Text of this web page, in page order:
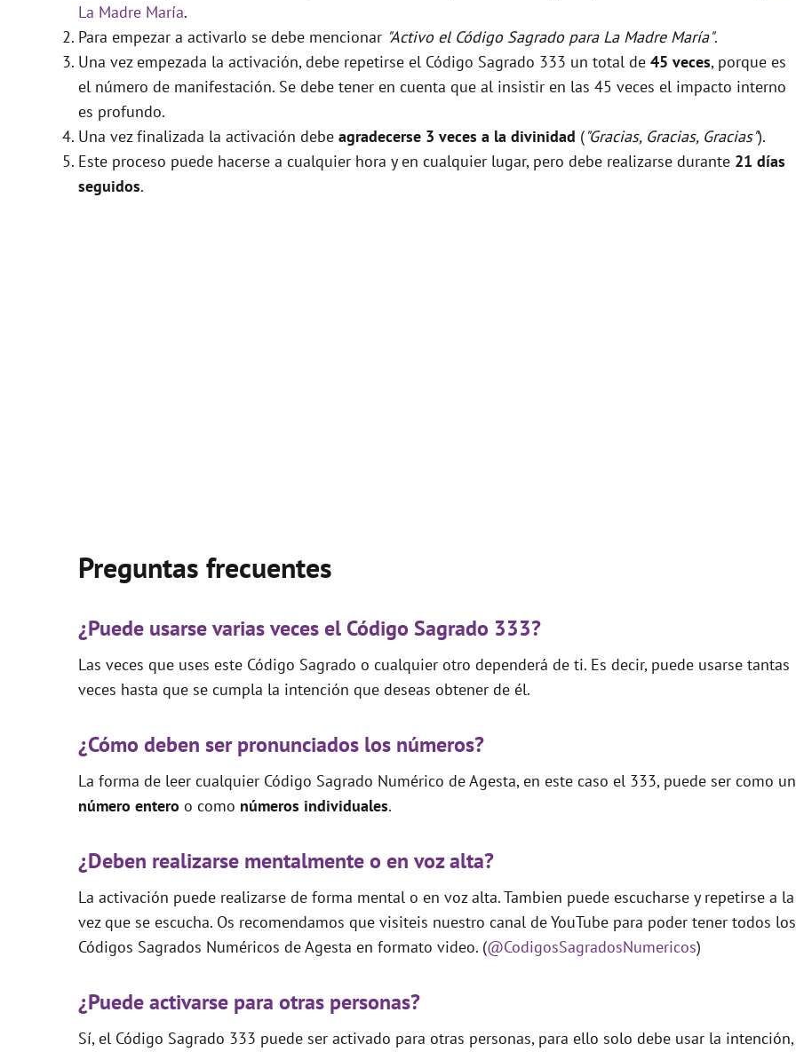
La Madre María.
Para empezar a activarlo se debe mencionar "Activo el Código Sagrado para La Madre María".
Una vez empezada la activación, debe repetirse el Código Sagrado 333 un total de 45 veces, porque es
el número de manifestación. Se debe tener en cuenta que al insistir en las 45 veces el impacto interno
es profundo.
Una vez finalizada la activación debe agradecerse 3 veces a la divinidad ("Gracias, Gracias, Gracias").
Este proceso puede hacerse a cualquier hora y en cualquier lugar, pero debe realizarse durante 21 días
seguidos.
Preguntas frecuentes
¿Puede usarse varias veces el Código Sagrado 333?
Las veces que uses este Código Sagrado o cualquier otro dependerá de ti. Es decir, puede usarse tantas
veces hasta que se cumpla la intención que deseas obtener de él.
¿Cómo deben ser pronunciados los números?
La forma de leer cualquier Código Sagrado Numérico de Agesta, en este caso el 333, puede ser como un
número entero o como números individuales.
¿Deben realizarse mentalmente o en voz alta?
La activación puede realizarse de forma mental o en voz alta. Tambien puede escucharse y repetirse a la
vez que se escucha. Os recomendamos que visiteis nuestro canal de YouTube para poder tener todos los
Códigos Sagrados Numéricos de Agesta en formato video. (@CodigosSagradosNumericos)
¿Puede activarse para otras personas?
Sí, el Código Sagrado 333 puede ser activado para otras personas, para ello solo debe usar la intención,